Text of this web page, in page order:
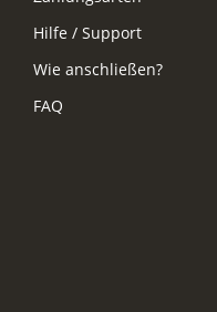
Hilfe / Support
Wie anschließen?
FAQ